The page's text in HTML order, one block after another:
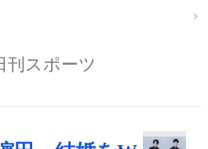
刊スポーツ